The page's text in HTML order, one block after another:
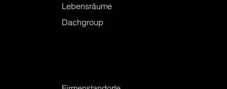
Lebensräume
Dachgroup